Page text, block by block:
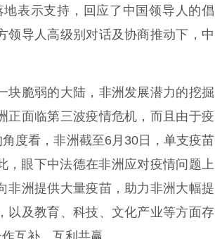
表示支持，回应了中国领导人的倡
领导人高级别对话及协商推动下，中
脆弱的大陆，非洲发展潜力的挖掘
正面临第三波疫情危机，而且由于疫
度看，非洲截至6月30日，单支疫苗
，眼下中法德在非洲应对疫情问题上
非洲提供大量疫苗，助力非洲大幅提
以及教育、科技、文化产业等方面存
互补、互利共赢。